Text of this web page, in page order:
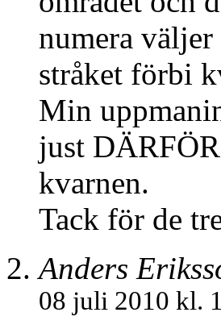
numera
stråket förbi
Min
just
kvarnen.
Tack för de
Anders
08 juli 2010 kl.